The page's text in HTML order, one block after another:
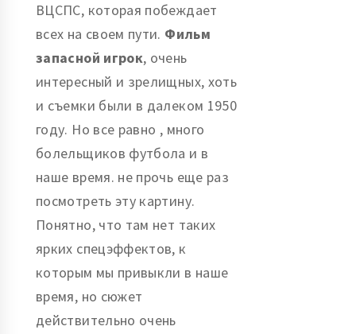
ВЦСПС, которая побеждает
всех на своем пути. Фильм
запасной игрок, очень
интересный и зрелищных, хоть
и съемки были в далеком 1950
году. Но все равно , много
болельщиков футбола и в
наше время. не прочь еще раз
посмотреть эту картину.
Понятно, что там нет таких
ярких спецэффектов, к
которым мы привыкли в наше
время, но сюжет
действительно очень